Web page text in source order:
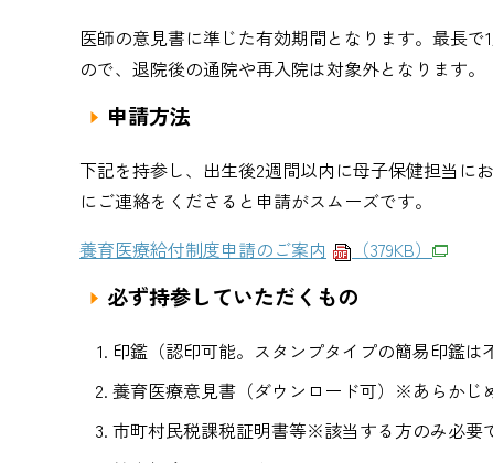
医師の意見書に準じた有効期間となります。最長
ので、退院後の通院や再入院は対象外となります。
申請方法
下記を持参し、出生後2週間以内に母子保健担当に
にご連絡をくださると申請がスムーズです。
養育医療給付制度申請のご案内
（379KB）
必ず持参していただくもの
印鑑（認印可能。スタンプタイプの簡易印鑑は
養育医療意見書（ダウンロード可）※あらかじ
市町村民税課税証明書等※該当する方のみ必要